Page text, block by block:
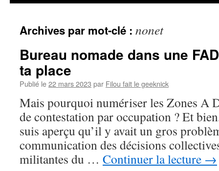
Archives par mot-clé : nonet
Bureau nomade dans une
ta place
Publié le22 mars 2023 par Filou fait le geeknick
Mais pourquoi numériser les Zones A
de contestation par occupation ? Et
suis aperçu qu’il y avait un gros
communication des décisions
militantes du … Continuer la lecture →